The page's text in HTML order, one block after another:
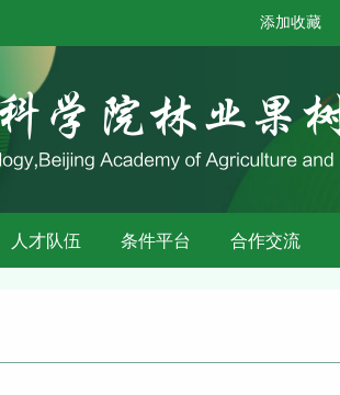
添加收藏
人才队伍 条件平台 合作交流